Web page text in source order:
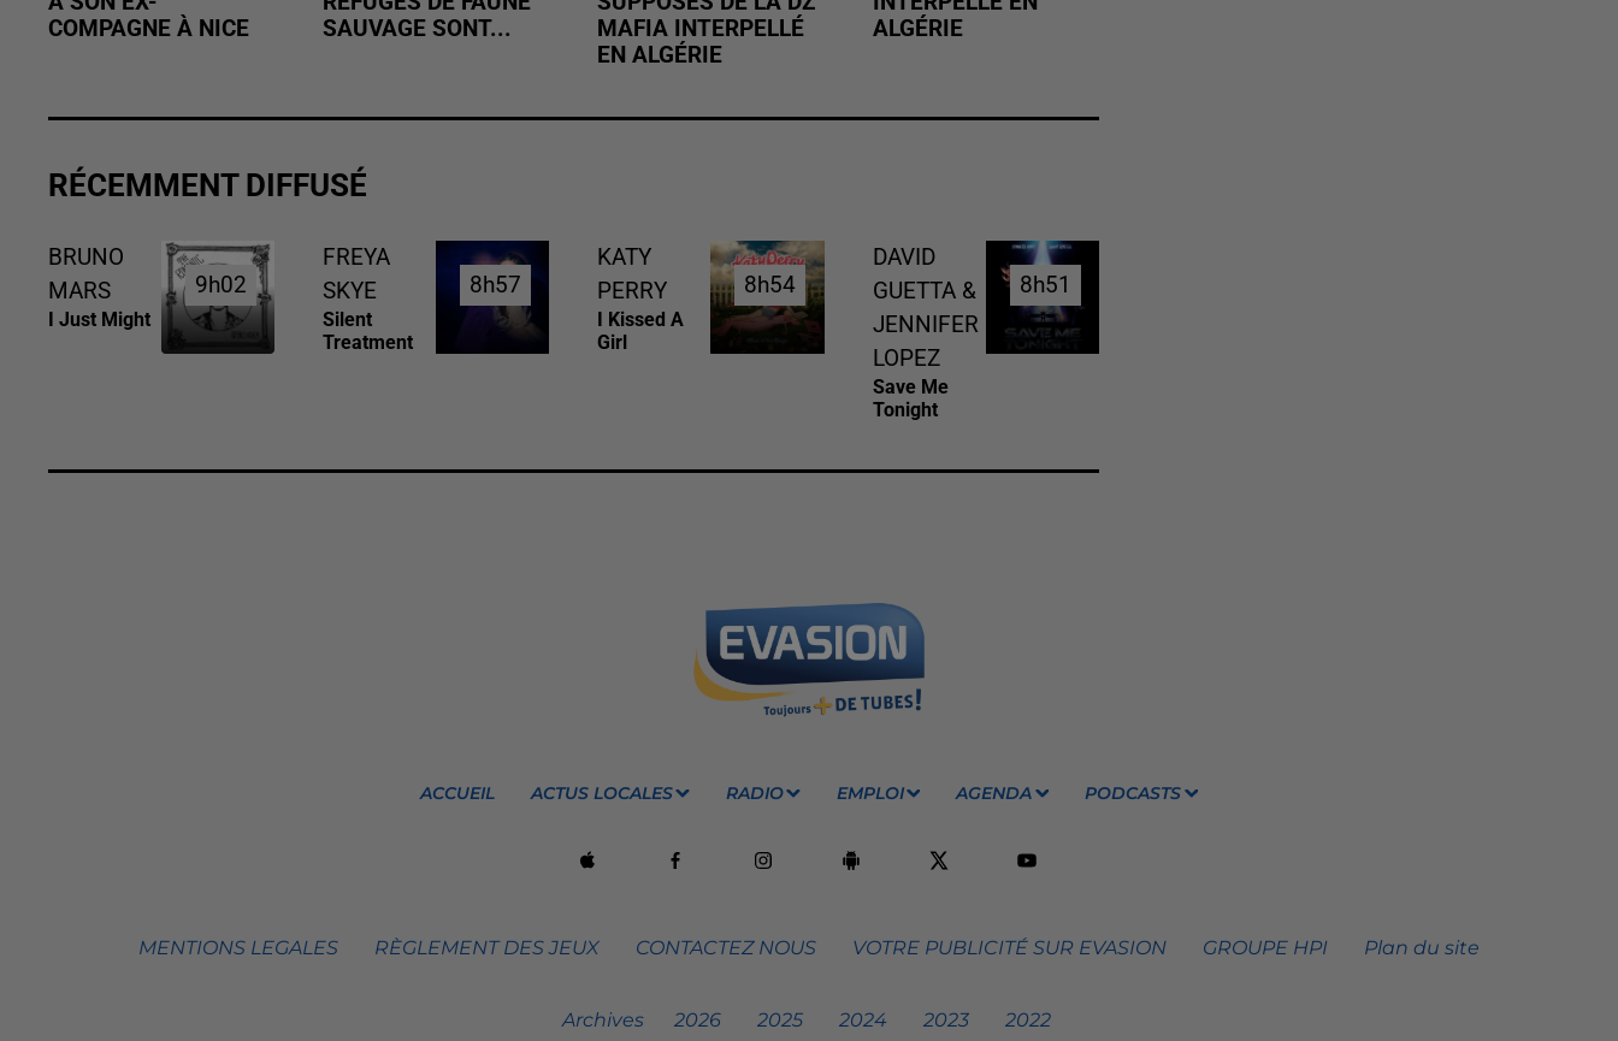
COMPAGNE À NICE
SAUVAGE SONT...
MAFIA INTERPELLÉ
EN ALGÉRIE
ALGÉRIE
RÉCEMMENT DIFFUSÉ
BRUNO
MARS
I Just Might
9h02
9h02
FREYA
SKYE
Silent
Treatment
8h57
8h57
KATY
PERRY
I Kissed A
Girl
8h54
8h54
DAVID
GUETTA &
JENNIFER
LOPEZ
Save Me
Tonight
8h51
8h51
ACCUEIL ACTUS LOCALES RADIO EMPLOI AGENDA PODCASTS
MENTIONS LEGALES RÈGLEMENT DES JEUX CONTACTEZ NOUS VOTRE PUBLICITÉ SUR EVASION GROUPE HPI Plan du site
Archives 2026 2025 2024 2023 2022